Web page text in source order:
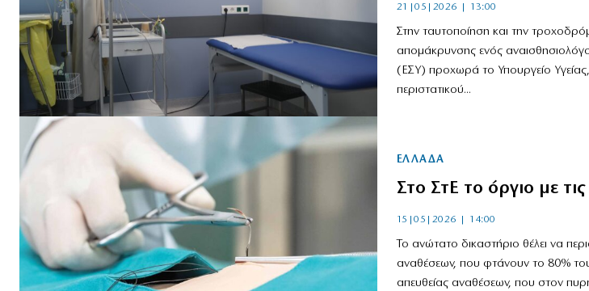
21|05|2026 | 13:00
Στην ταυτοποίηση και την
απομάκρυνσης ενός
(ΕΣΥ) προχωρά το Υπουργείο
περιστατικού...
ΕΛΛΑΔΑ
Στο ΣτΕ το όργιο με
15|05|2026 | 14:00
Το ανώτατο δικαστήριο θέλει να
αναθέσεων, που φτάνουν το 80%
απευθείας αναθέσεων, που στον